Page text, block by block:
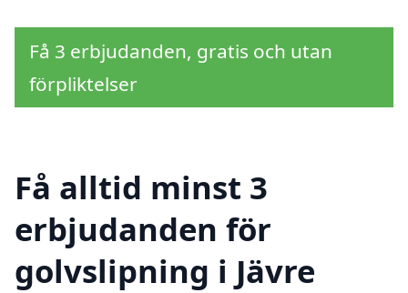
Få 3 erbjudanden, gratis och utan
förpliktelser
Få alltid minst 3
erbjudanden för
golvslipning i Jävre